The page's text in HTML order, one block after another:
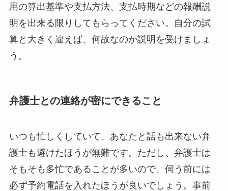
用の算出基準や支払方法、支払時期などの報酬説
明を出来る限りしてもらってください。自分の試
算と大きく違えば、何故なのか説明を受けましょ
う。
弁護士との連絡が密にできること
いつも忙しくしていて、あなたと話も出来ない弁
護士も避けたほうが無難です。ただし、弁護士は
そもそも多忙であることが多いので、伺う前には
必ず予約電話を入れたほうが良いでしょう。事前